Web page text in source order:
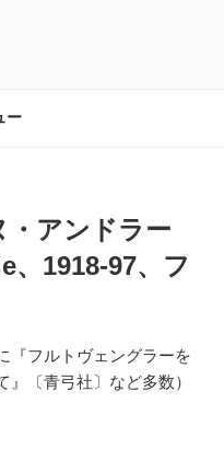
ー
アンドラー
、1918-97、フ
『フルトヴェングラーを
』〔青弓社〕など多数）